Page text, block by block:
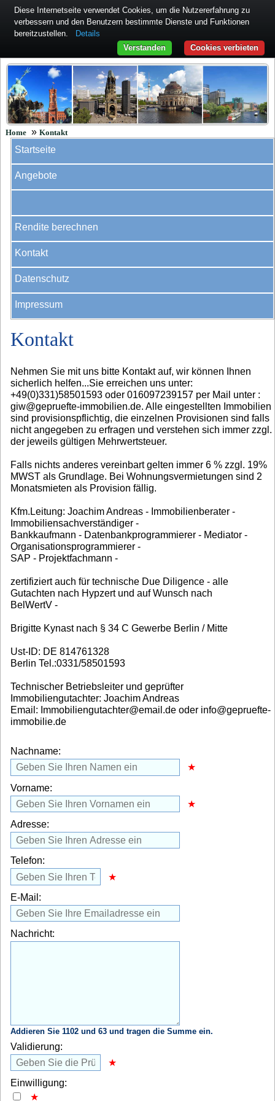
Home » Kontakt
Startseite
Angebote
Rendite berechnen
Kontakt
Datenschutz
Impressum
Kontakt
Nehmen Sie mit uns bitte Kontakt auf, wir können Ihnen
sicherlich helfen...Sie erreichen uns unter:
+49(0)331)58501593 oder 016097239157 per Mail unter :
giw@gepruefte-immobilien.de. Alle eingestellten Immobilien
sind provisionspflichtig, die einzelnen Provisionen sind falls
nicht angegeben zu erfragen und verstehen sich immer zzgl.
der jeweils gültigen Mehrwertsteuer.
Falls nichts anderes vereinbart gelten immer 6 % zzgl. 19%
MWST als Grundlage. Bei Wohnungsvermietungen sind 2
Monatsmieten als Provision fällig.
Kfm.Leitung: Joachim Andreas - Immobilienberater -
Immobiliensachverständiger -
Bankkaufmann - Datenbankprogrammierer - Mediator -
Organisationsprogrammierer -
SAP - Projektfachmann -
zertifiziert auch für technische Due Diligence - alle
Gutachten nach Hypzert und auf Wunsch nach
BelWertV -
Brigitte Kynast nach § 34 C Gewerbe Berlin / Mitte
Ust-ID: DE 814761328
Berlin Tel.:0331/58501593
Technischer Betriebsleiter und geprüfter
Immobiliengutachter: Joachim Andreas
Email: Immobiliengutachter@email.de oder info@gepruefte-
immobilie.de
Nachname:
Vorname:
Adresse:
Telefon:
E-Mail:
Nachricht:
Addieren Sie 1102 und 63 und tragen die Summe ein.
Validierung:
Einwilligung:
Diese Internetseite verwendet Cookies, um die Nutzererfahrung zu
verbessern und den Benutzern bestimmte Dienste und Funktionen
bereitzustellen.
Details
Cookies verbieten
Verstanden